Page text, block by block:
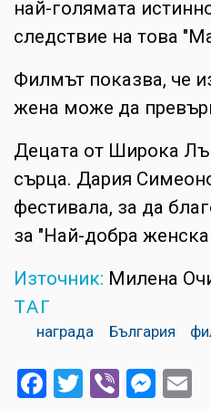
най-голямата
следствие на това
Филмът показва, че
жена може да
Децата от Широка
сърца. Дария
фестивала, за да
за "Най-добра женска
Източник: Милена
ТАГ
награда България
Facebook
Twitter
Viber